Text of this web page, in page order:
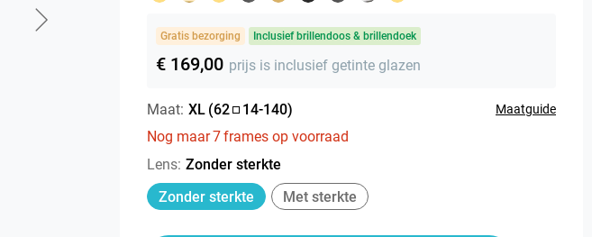
Gratis bezorging Inclusief brillendoos & brillendoek
€ 169,00 prijs is inclusief getinte glazen
Maat: XL (62 14-140) Maatguide
Nog maar7frames op voorraad
Lens: Zonder sterkte
Zonder sterkte
Met sterkte